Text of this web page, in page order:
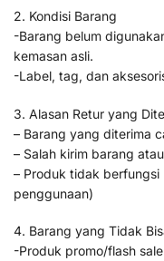
2. Kondisi Barang
-Barang belum
kemasan asli.
-Label, tag, dan
3. Alasan Retur yang
– Barang yang diterima
– Salah kirim barang
– Produk tidak
penggunaan)
4. Barang yang Tidak
-Produk promo/flash sale